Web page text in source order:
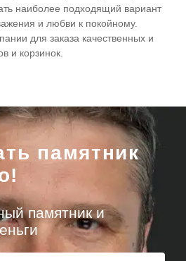
наиболее подходящий вариант
и любви к покойному.
для заказа качественных и
и корзинок.
памятник
памятник и